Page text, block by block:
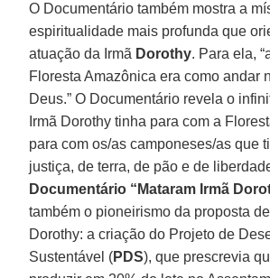
O Documentário também mostra a
espiritualidade mais profunda que
atuação da Irmã Dorothy. Para ela,
Floresta Amazônica era como andar
Deus.” O Documentário revela o
Irmã Dorothy tinha para com a
para com os/as camponeses/as que
justiça, de terra, de pão e de
Documentário “Mataram Irmã
também o pioneirismo da proposta
Dorothy: a criação do Projeto de
Sustentável (PDS), que prescrevia